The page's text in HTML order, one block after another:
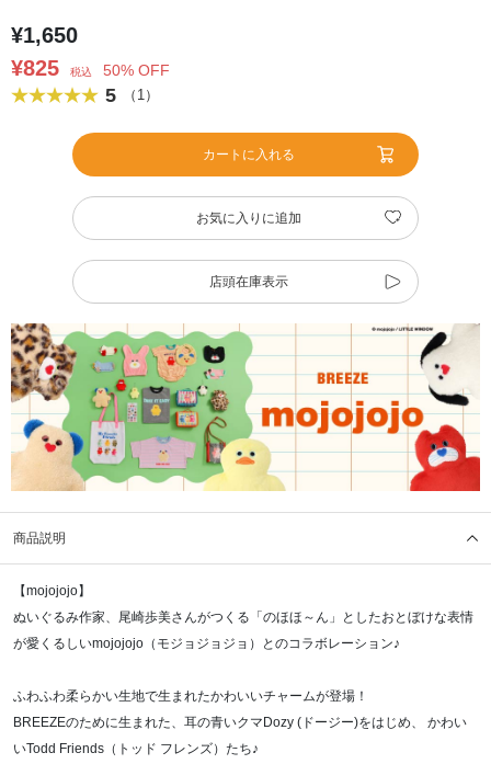
¥1,650
¥825
税込 50% OFF
5 （1）
カートに入れる
お気に入りに追加
店頭在庫表示
商品説明
【mojojojo】
ぬいぐるみ作家、尾崎歩美さんがつくる「のほほ～ん」としたおとぼけな表情
が愛くるしいmojojojo（モジョジョジョ）とのコラボレーション♪
ふわふわ柔らかい生地で生まれたかわいいチャームが登場！
BREEZEのために生まれた、耳の青いクマDozy (ドージー)をはじめ、 かわい
いTodd Friends（トッド フレンズ）たち♪